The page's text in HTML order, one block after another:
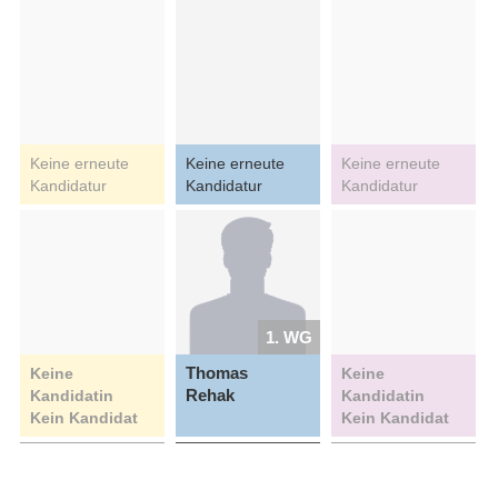
Keine erneute
Kandidatur
Keine
Kandidatin
Kein Kandidat
Keine erneute
Kandidatur
1. WG
Thomas
Rehak
Keine erneute
Kandidatur
Keine
Kandidatin
Kein Kandidat